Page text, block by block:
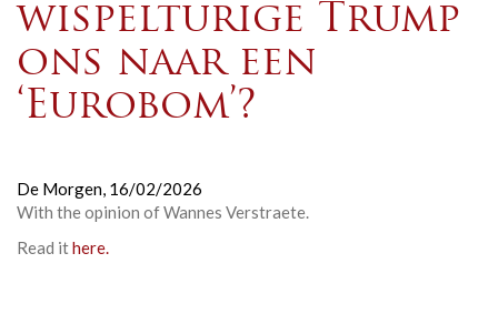
wispelturige Trump
ons naar een
‘Eurobom’?
De Morgen, 16/02/2026
With the opinion of Wannes Verstraete.
Read ithere.